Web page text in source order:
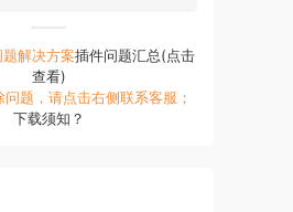
解决方案插件问题汇总(点击
查看)
题，请点击右侧联系客服；
下载须知？